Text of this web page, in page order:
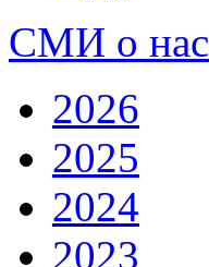
СМИ о нас
2026
2025
2024
2023